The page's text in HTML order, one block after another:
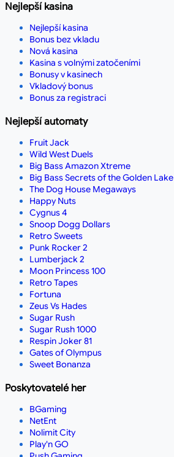
Nejlepší kasina
Nejlepší kasina
Bonus bez vkladu
Nová kasina
Kasina s volnými zatočeními
Bonusy v kasinech
Vkladový bonus
Bonus za registraci
Nejlepší automaty
Fruit Jack
Wild West Duels
Big Bass Amazon Xtreme
Big Bass Secrets of the Golden Lake
The Dog House Megaways
Happy Nuts
Cygnus 4
Snoop Dogg Dollars
Retro Sweets
Punk Rocker 2
Lumberjack 2
Moon Princess 100
Retro Tapes
Fortuna
Zeus Vs Hades
Sugar Rush
Sugar Rush 1000
Respin Joker 81
Gates of Olympus
Sweet Bonanza
Poskytovatelé her
BGaming
NetEnt
Nolimit City
Play'n GO